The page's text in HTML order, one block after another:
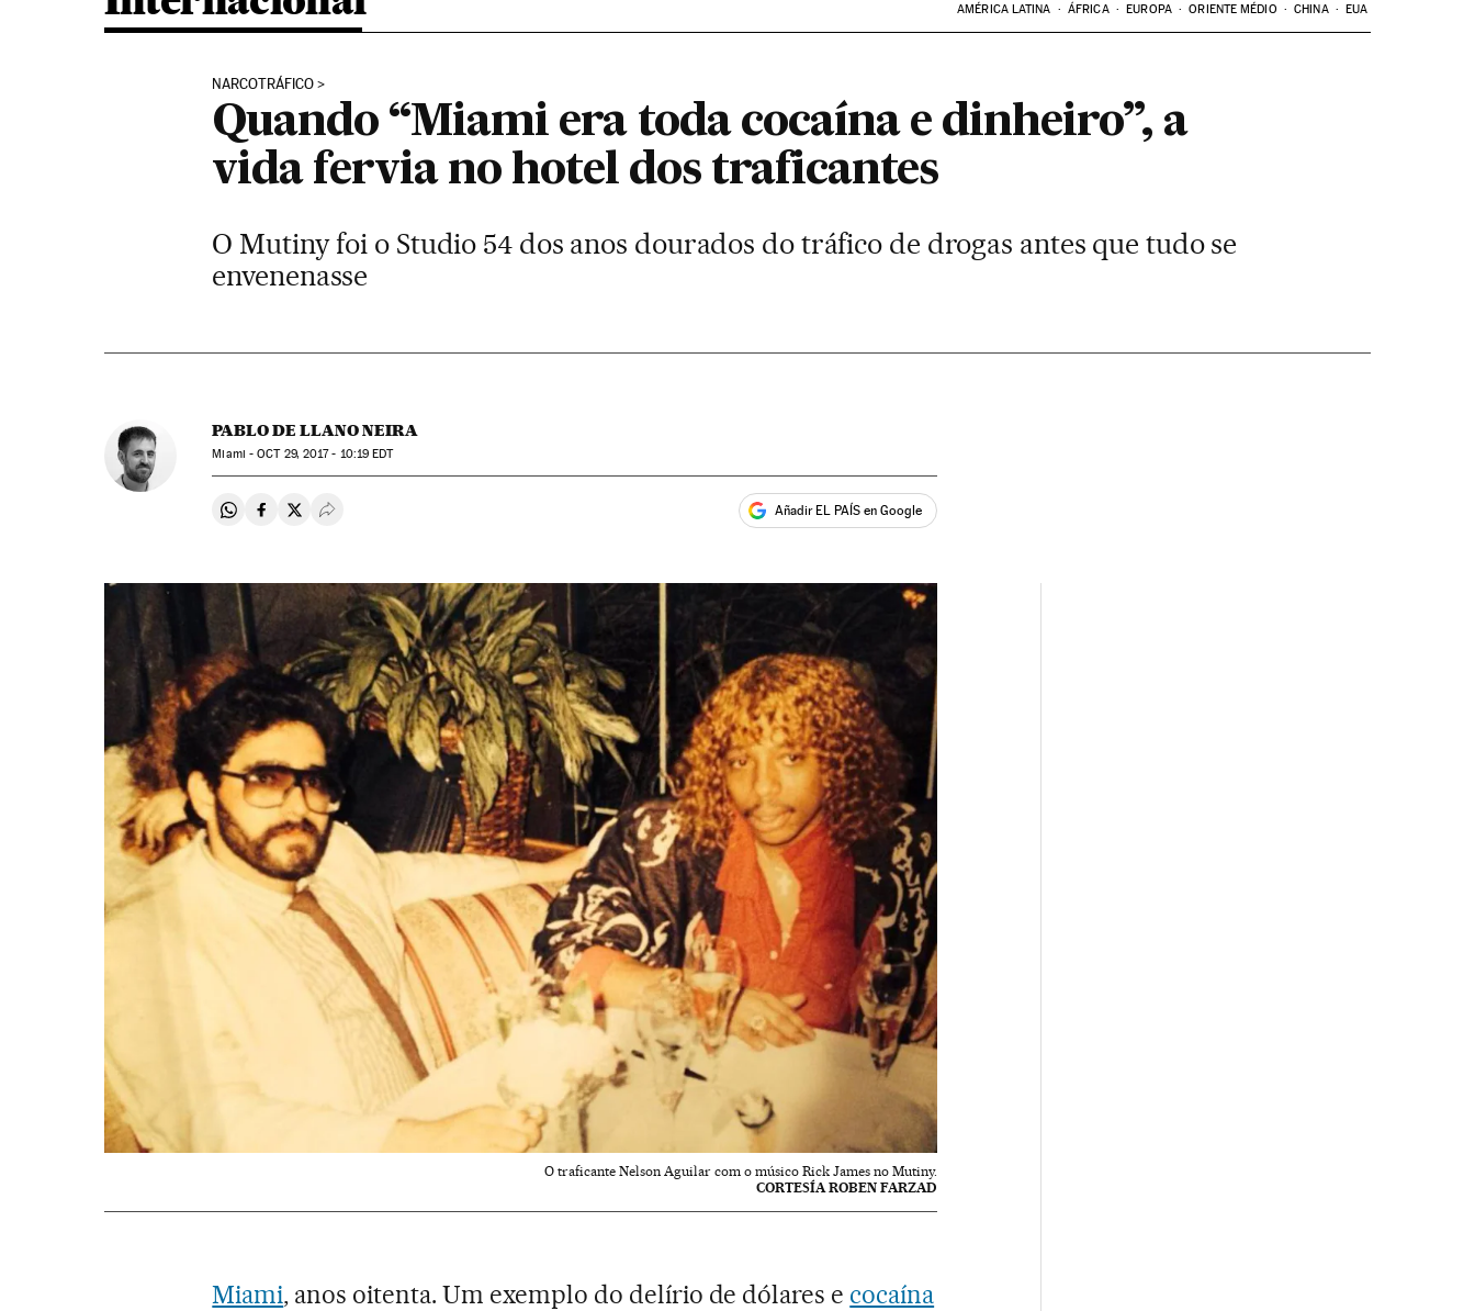
AMÉRICA LATINA ÁFRICA EUROPA ORIENTE MÉDIO CHINA EUA
NARCOTRÁFICO
Quando “Miami era toda cocaína e dinheiro”, a
vida fervia no hotel dos traficantes
O Mutiny foi o Studio 54 dos anos dourados do tráfico de drogas antes que tudo se
envenenasse
PABLO DE LLANO NEIRA
Miami -OCT29, 2017 - 10:19 EDT
Compartir en Whatsapp
Compartir en Facebook
Compartir en Twitter
Desplegar Redes Sociales Añadir EL PAÍS en Google
O traficante Nelson Aguilar com o músico Rick James no Mutiny.
CORTESÍA ROBEN FARZAD
Miami, anos oitenta. Um exemplo do delírio de dólares e cocaína